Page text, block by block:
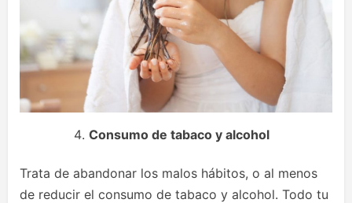
Consumo de tabaco y alcohol
Trata de abandonar los malos hábitos, o al menos
de reducir el consumo de tabaco y alcohol. Todo tu